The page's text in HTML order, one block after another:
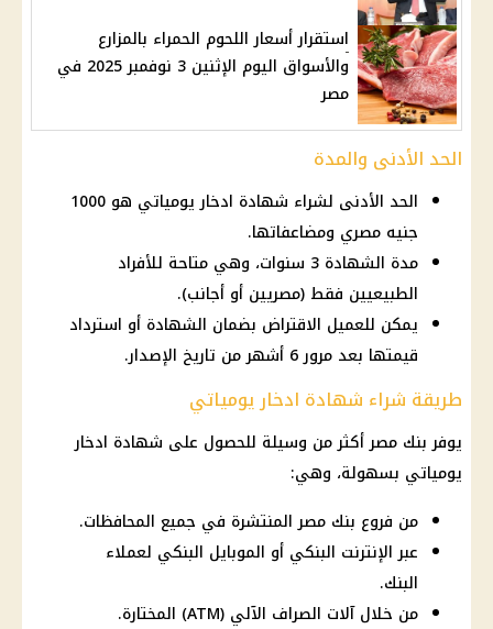
استقرار أسعار اللحوم الحمراء بالمزارع
والأسواق اليوم الإثنين 3 نوفمبر 2025 في
مصر
الحد الأدنى والمدة
الحد الأدنى لشراء شهادة ادخار يومياتي هو 1000
جنيه مصري ومضاعفاتها.
مدة الشهادة 3 سنوات، وهي متاحة للأفراد
الطبيعيين فقط (مصريين أو أجانب).
يمكن للعميل الاقتراض بضمان الشهادة أو استرداد
قيمتها بعد مرور 6 أشهر من تاريخ الإصدار.
طريقة شراء شهادة ادخار يومياتي
يوفر بنك مصر أكثر من وسيلة للحصول على شهادة ادخار
يومياتي بسهولة، وهي:
من فروع بنك مصر المنتشرة في جميع المحافظات.
عبر الإنترنت البنكي أو الموبايل البنكي لعملاء
البنك.
من خلال آلات الصراف الآلي (ATM) المختارة.